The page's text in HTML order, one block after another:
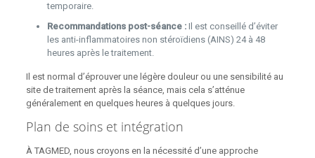
temporaire.
Recommandations post-séance :Il est conseillé d’éviter
les anti-inflammatoires non stéroïdiens (AINS) 24 à 48
heures après le traitement.
Il est normal d’éprouver une légère douleur ou une sensibilité au
site de traitement après la séance, mais cela s’atténue
généralement en quelques heures à quelques jours.
Plan de soins et intégration
À TAGMED, nous croyons en la nécessité d’une approche